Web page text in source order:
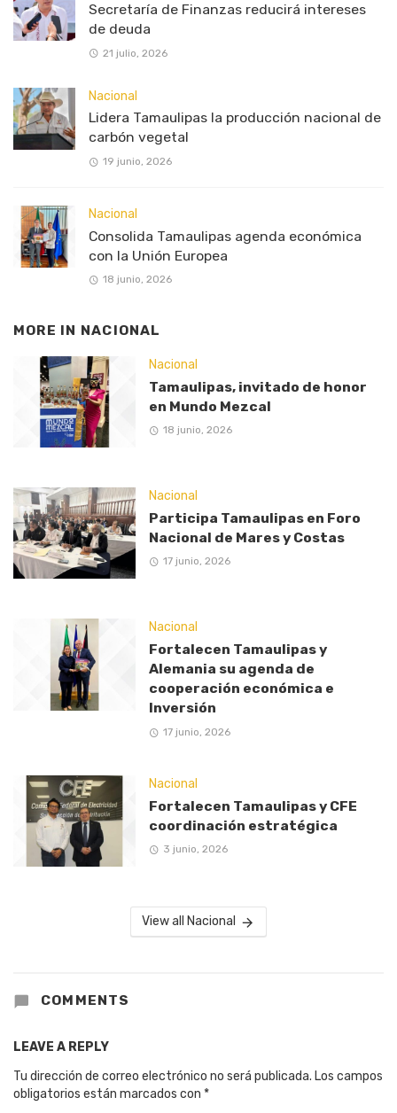
Secretaría de Finanzas reducirá intereses
de deuda
21 julio, 2026
Nacional
Lidera Tamaulipas la producción nacional de
carbón vegetal
19 junio, 2026
Nacional
Consolida Tamaulipas agenda económica
con la Unión Europea
18 junio, 2026
MORE IN NACIONAL
Nacional
Tamaulipas, invitado de honor
en Mundo Mezcal
18 junio, 2026
Nacional
Participa Tamaulipas en Foro
Nacional de Mares y Costas
17 junio, 2026
Nacional
Fortalecen Tamaulipas y
Alemania su agenda de
cooperación económica e
Inversión
17 junio, 2026
Nacional
Fortalecen Tamaulipas y CFE
coordinación estratégica
3 junio, 2026
View all Nacional
COMMENTS
LEAVE A REPLY
Tu dirección de correo electrónico no será publicada. Los campos
obligatorios están marcados con *